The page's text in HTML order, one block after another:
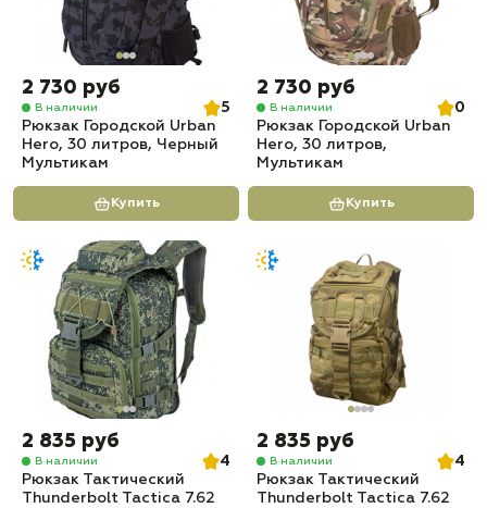
2 730 руб
В наличии
5
Рюкзак Городской Urban
Hero, 30 литров, Черный
Мультикам
Купить
2 730 руб
В наличии
0
Рюкзак Городской Urban
Hero, 30 литров,
Мультикам
Купить
2 835 руб
В наличии
4
Рюкзак Тактический
Thunderbolt Tactica 7.62
2 835 руб
В наличии
4
Рюкзак Тактический
Thunderbolt Tactica 7.62